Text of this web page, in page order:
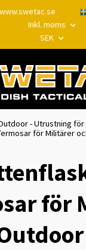
www.swetac.se
Inkl. moms
SEK
- Utrustning för
för Militärer
för